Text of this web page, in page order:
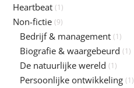
Heartbeat (1)
Non-fictie (9)
Bedrijf & management (1)
Biografie & waargebeurd (1)
De natuurlijke wereld (1)
Persoonlijke ontwikkeling (1)